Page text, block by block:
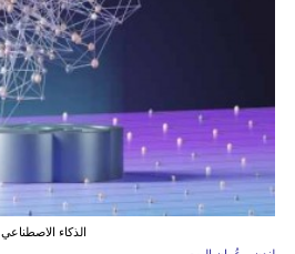
الذكاء الاصطناعي